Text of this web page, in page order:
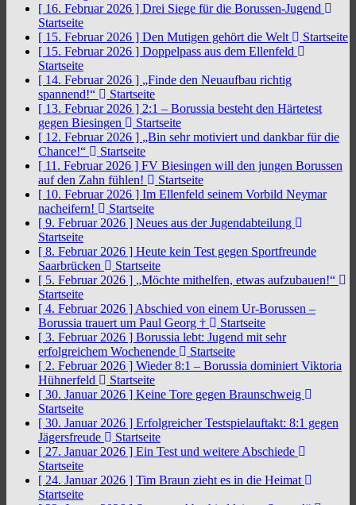
[ 16. Februar 2026 ] Drei Siege für die Borussen-Jugend
Startseite
[ 15. Februar 2026 ] Den Mutigen gehört die Welt
Startseite
[ 15. Februar 2026 ] Doppelpass aus dem Ellenfeld
Startseite
[ 14. Februar 2026 ] „Finde den Neuaufbau richtig
spannend!“
Startseite
[ 13. Februar 2026 ] 2:1 – Borussia besteht den Härtetest
gegen Biesingen
Startseite
[ 12. Februar 2026 ] „Bin sehr motiviert und dankbar für die
Chance!“
Startseite
[ 11. Februar 2026 ] FV Biesingen will den jungen Borussen
auf den Zahn fühlen!
Startseite
[ 10. Februar 2026 ] Im Ellenfeld seinem Vorbild Neymar
nacheifern!
Startseite
[ 9. Februar 2026 ] Neues aus der Jugendabteilung
Startseite
[ 8. Februar 2026 ] Heute kein Test gegen Sportfreunde
Saarbrücken
Startseite
[ 5. Februar 2026 ] „Möchte mithelfen, etwas aufzubauen!“
Startseite
[ 4. Februar 2026 ] Abschied von einem Ur-Borussen –
Borussia trauert um Paul Georg †
Startseite
[ 3. Februar 2026 ] Borussia lebt: Jugend mit sehr
erfolgreichem Wochenende
Startseite
[ 2. Februar 2026 ] Wieder 8:1 – Borussia dominiert Viktoria
Hühnerfeld
Startseite
[ 30. Januar 2026 ] Keine Tore gegen Braunschweig
Startseite
[ 30. Januar 2026 ] Erfolgreicher Testspielauftakt: 8:1 gegen
Jägersfreude
Startseite
[ 27. Januar 2026 ] Ein Test und weitere Abschiede
Startseite
[ 24. Januar 2026 ] Tim Braun zieht es in die Heimat
Startseite